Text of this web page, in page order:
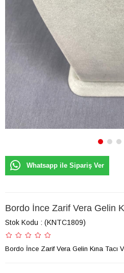
Whatsapp ile Sipariş Ver
Bordo İnce Zarif Vera Gelin
Stok Kodu (KNTC1809)
Bordo İnce Zarif Vera Gelin Kına Tacı